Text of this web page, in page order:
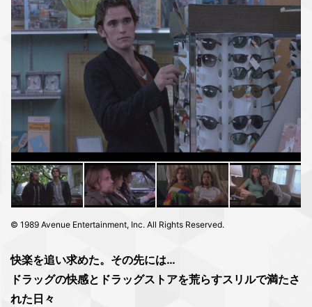
© 1989 Avenue Entertainment, Inc. All Rights Reserved.
快楽を追い求めた。その先には…
ドラッグの快感とドラッグストアを荒らすスリルで満たさ
れた日々